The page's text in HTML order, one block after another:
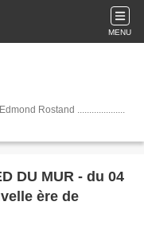
MENU
Rostand ....................
DU MUR - du 04
ère de